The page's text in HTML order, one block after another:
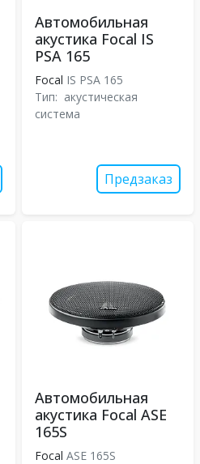
Автомобильная
акустика Focal IS
PSA 165
Focal IS PSA 165
Тип: акустическая
система
Предзаказ
Автомобильная
акустика Focal ASE
165S
Focal ASE 165S